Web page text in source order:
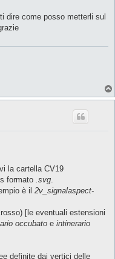
dire come posso metterli sul
la cartella CV19
formato .svg
è il 2v_signalaspect-
[le eventuali estensioni
occubato e intinerario
definite dai vertici delle